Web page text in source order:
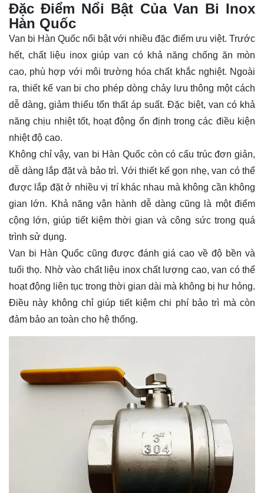
Đặc Điểm Nổi Bật Của Van Bi Inox
Hàn Quốc
Van bi Hàn Quốc nổi bật với nhiều đặc điểm ưu việt. Trước
hết, chất liệu inox giúp van có khả năng chống ăn mòn
cao, phù hợp với môi trường hóa chất khắc nghiệt. Ngoài
ra, thiết kế van bi cho phép dòng chảy lưu thông một cách
dễ dàng, giảm thiểu tổn thất áp suất. Đặc biệt, van có khả
năng chịu nhiệt tốt, hoạt động ổn định trong các điều kiện
nhiệt độ cao.
Không chỉ vậy, van bi Hàn Quốc còn có cấu trúc đơn giản,
dễ dàng lắp đặt và bảo trì. Với thiết kế gọn nhẹ, van có thể
được lắp đặt ở nhiều vị trí khác nhau mà không cần không
gian lớn. Khả năng vận hành dễ dàng cũng là một điểm
cộng lớn, giúp tiết kiệm thời gian và công sức trong quá
trình sử dụng.
Van bi Hàn Quốc cũng được đánh giá cao về độ bền và
tuổi thọ. Nhờ vào chất liệu inox chất lượng cao, van có thể
hoạt động liên tục trong thời gian dài mà không bị hư hỏng.
Điều này không chỉ giúp tiết kiệm chi phí bảo trì mà còn
đảm bảo an toàn cho hệ thống.